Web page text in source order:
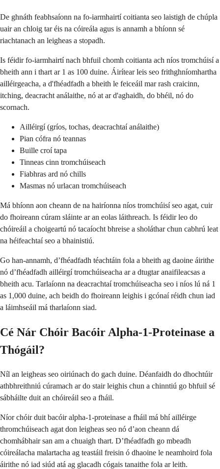
De ghnáth feabhsaíonn na fo-iarmhairtí coitianta seo laistigh de chúpla
uair an chloig tar éis na cóireála agus is annamh a bhíonn sé
riachtanach an leigheas a stopadh.
Is féidir fo-iarmhairtí nach bhfuil chomh coitianta ach níos tromchúisí a
bheith ann i thart ar 1 as 100 duine. Áirítear leis seo frithghníomhartha
ailléirgeacha, a d'fhéadfadh a bheith le feiceáil mar rash craicinn,
itching, deacracht análaithe, nó at ar d'aghaidh, do bhéil, nó do
scornach.
Ailléirgí (gríos, tochas, deacrachtaí análaithe)
Pian cófra nó teannas
Buille croí tapa
Tinneas cinn tromchúiseach
Fiabhras ard nó chills
Masmas nó urlacan tromchúiseach
Má bhíonn aon cheann de na hairíonna níos tromchúisí seo agat, cuir
do fhoireann cúram sláinte ar an eolas láithreach. Is féidir leo do
chóireáil a choigeartú nó tacaíocht bhreise a sholáthar chun cabhrú leat
na héifeachtaí seo a bhainistiú.
Go han-annamh, d’fhéadfadh téachtáin fola a bheith ag daoine áirithe
nó d’fhéadfadh ailléirgí tromchúiseacha ar a dtugtar anaifileacsas a
bheith acu. Tarlaíonn na deacrachtaí tromchúiseacha seo i níos lú ná 1
as 1,000 duine, ach beidh do fhoireann leighis i gcónaí réidh chun iad
a láimhseáil má tharlaíonn siad.
Cé Nár Chóir Bacóir Alpha-1-Proteinase a
Thógáil?
Níl an leigheas seo oiriúnach do gach duine. Déanfaidh do dhochtúir
athbhreithniú cúramach ar do stair leighis chun a chinntiú go bhfuil sé
sábháilte duit an chóireáil seo a fháil.
Níor chóir duit bacóir alpha-1-proteinase a fháil má bhí ailléirge
thromchúiseach agat don leigheas seo nó d’aon cheann dá
chomhábhair san am a chuaigh thart. D’fhéadfadh go mbeadh
cóireálacha malartacha ag teastáil freisin ó dhaoine le neamhoird fola
áirithe nó iad siúd atá ag glacadh cógais tanaithe fola ar leith.